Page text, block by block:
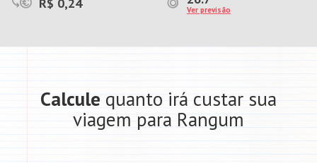
Ver previsão
Calcule quanto irá custar sua
viagem para Rangum